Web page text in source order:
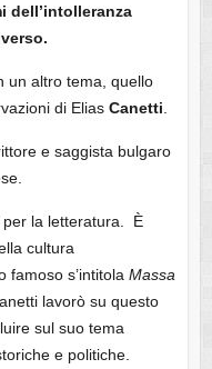
dell’intolleranza
un altro tema, quello
di EliasCanetti
e saggista bulgaro
la letteratura. È
cultura
s’intitola Massa
lavorò su questo
sul suo tema
e politiche.